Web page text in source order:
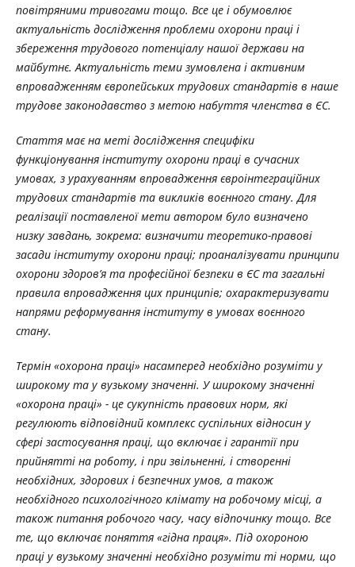
повітряними тривогами тощо. Все це і обумовлює
актуальність дослідження проблеми охорони праці і
збереження трудового потенціалу нашої держави на
майбутнє. Актуальність теми зумовлена і активним
впровадженням європейських трудових стандартів в наше
трудове законодавство з метою набуття членства в ЄС.
Стаття має на меті дослідження специфіки
функціонування інституту охорони праці в сучасних
умовах, з урахуванням впровадження євроінтеграційних
трудових стандартів та викликів воєнного стану. Для
реалізації поставленої мети автором було визначено
низку завдань, зокрема: визначити теоретико-правові
засади інституту охорони праці; проаналізувати принципи
охорони здоров’я та професійної безпеки в ЄС та загальні
правила впровадження цих принципів; охарактеризувати
напрями реформування інституту в умовах воєнного
стану.
Термін «охорона праці» насамперед необхідно розуміти у
широкому та у вузькому значенні. У широкому значенні
«охорона праці» - це сукупність правових норм, які
регулюють відповідний комплекс суспільних відносин у
сфері застосування праці, що включає і гарантії при
прийнятті на роботу, і при звільненні, і створенні
необхідних, здорових і безпечних умов, а також
необхідного психологічного клімату на робочому місці, а
також питання робочого часу, часу відпочинку тощо. Все
те, що включає поняття «гідна праця». Під охороною
праці у вузькому значенні необхідно розуміти ті норми, що